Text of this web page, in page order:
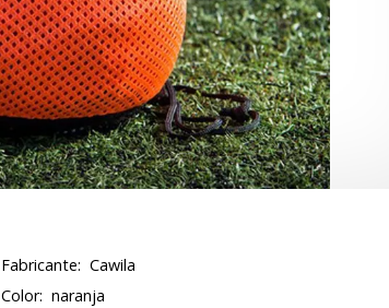
Fabricante: Cawila
Color: naranja